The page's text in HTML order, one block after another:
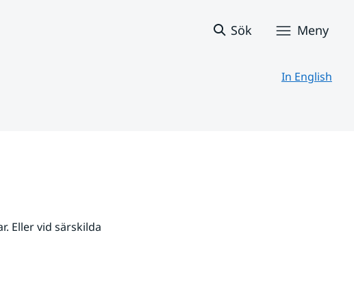
Sök Meny
In English
Eller vid särskilda